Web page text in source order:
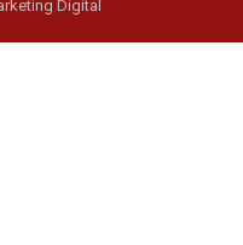
Digital